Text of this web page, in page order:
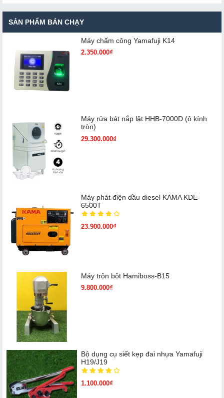
SẢN PHẨM BÁN CHẠY
Máy chấm cô​ng Yamafuji K14
2.350.000₫
Máy rửa bát nắp lật HHB-7000D (ô kính
tròn)
29.300.000₫
Máy phát điện dầu diesel KAMA KDE-
6500T
23.900.000₫
Máy trộn bột Hamiboss-B15
9.800.000₫
Bộ dụng cụ siết kẹp đai nhựa Yamafuji
H19/J19
1.100.000₫